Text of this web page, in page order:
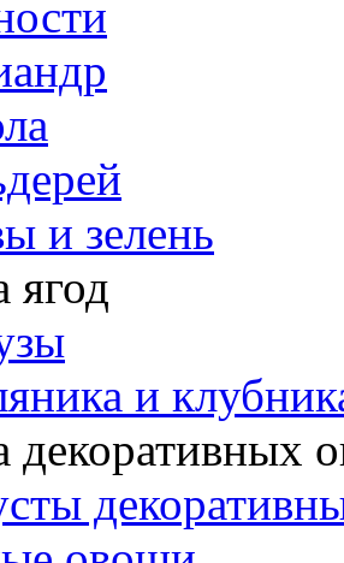
и зелень
ягод
и
декоративных